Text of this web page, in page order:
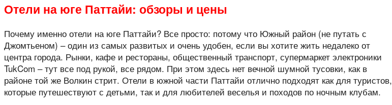
Отели на юге Паттайи: обзоры и цены
Почему именно отели на юге Паттайи? Все просто: потому что Южный район (не путать с
Джомтьеном) – один из самых развитых и очень удобен, если вы хотите жить недалеко от
центра города. Рынки, кафе и рестораны, общественный транспорт, супермаркет электроники
TukCom – тут все под рукой, все рядом. При этом здесь нет вечной шумной тусовки, как в
районе той же Волкин стрит. Отели в южной части Паттайи отлично подходят как для туристов,
которые путешествуют с детьми, так и для любителей веселья и походов по ночным клубам.